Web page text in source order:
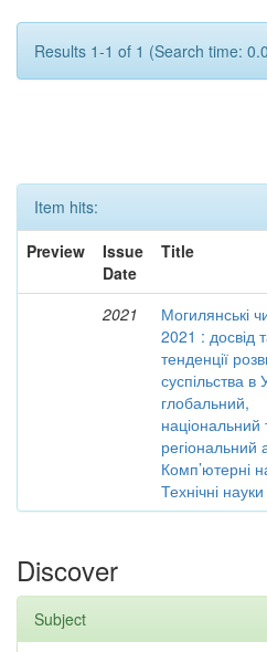
Results 1-1 of 1 (Search time:
Item hits:
Preview
Issue
Date
Title
2021
Могилянські
2021 : досвід
тенденції
суспільства в
глобальний,
національний
регіональний
Комп’ютерні
Технічні науки
Discover
Subject